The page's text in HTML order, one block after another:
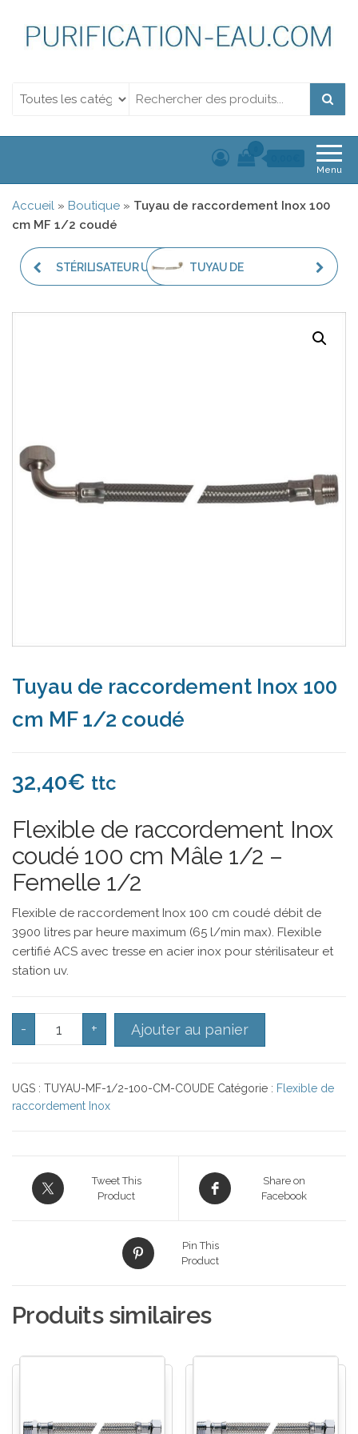
Purification de l'eau.
Filtration et
Désinfection Uv
Menu
Accueil » Boutique » Tuyau de raccordement Inox 100
cm MF 1/2 coudé
STÉRILISATEUR UV-C TUYAU DE
Tuyau de raccordement Inox 100
cm MF 1/2 coudé
32,40€ ttc
Flexible de raccordement Inox
coudé 100 cm Mâle 1/2 –
Femelle 1/2
Flexible de raccordement Inox 100 cm coudé débit de
3900 litres par heure maximum (65 l/min max). Flexible
certifié ACS avec tresse en acier inox pour stérilisateur et
station uv.
- quantité de Tuyau de raccordement Inox 100 cm MF
+ Ajouter au panier
UGS : TUYAU-MF-1/2-100-CM-COUDE Catégorie : Flexible de
raccordement Inox
Tweet This
Product
Share on
Facebook
Pin This
Product
Produits similaires